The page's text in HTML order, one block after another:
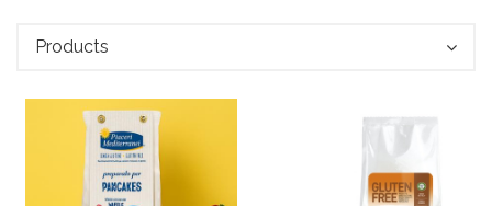
Products